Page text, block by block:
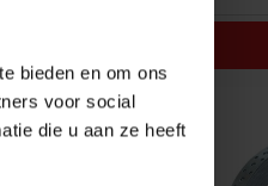
bieden en om ons
voor social
die u aan ze heeft